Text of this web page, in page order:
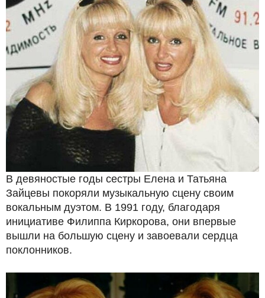
В девяностые годы сестры Елена и Татьяна
Зайцевы покоряли музыкальную сцену своим
вокальным дуэтом. В 1991 году, благодаря
инициативе Филиппа Киркорова, они впервые
вышли на большую сцену и завоевали сердца
поклонников.